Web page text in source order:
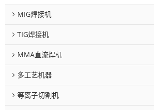
MIG焊接机
TIG焊接机
MMA直流焊机
多工艺机器
等离子切割机